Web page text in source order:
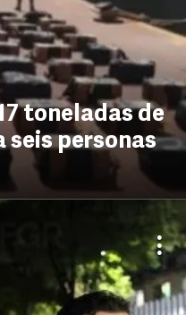
toneladas de
seis personas